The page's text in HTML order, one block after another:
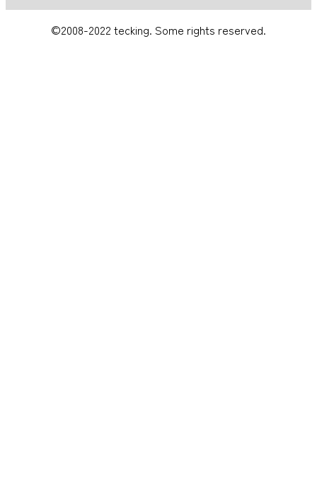
©2008-2022 tecking. Some rights reserved.